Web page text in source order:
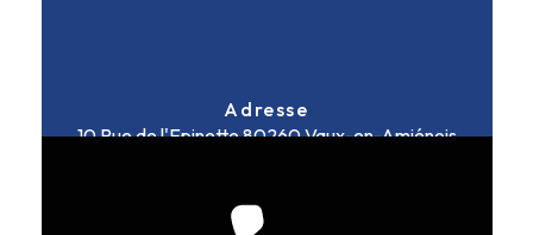
Adresse
10 Rue de l'Epinette80260 Vaux-en-Amiénois